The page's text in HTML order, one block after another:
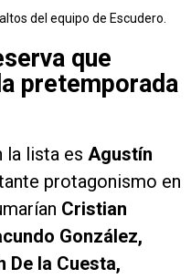
del equipo de Escudero.
que
pretemporada
la lista es Agustín
protagonismo en
Cristian
González,
De la Cuesta,